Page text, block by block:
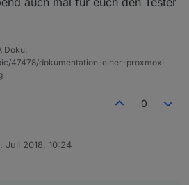
Doku:
47478/dokumentation-einer-proxmox-
0
Juli 2018, 10:24
von